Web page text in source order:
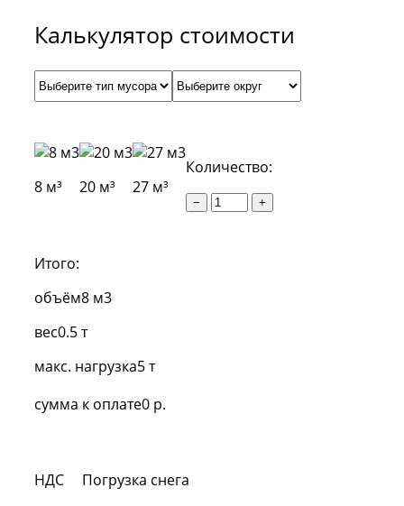
Калькулятор стоимости
8 м³ 20 м³ 27 м³
Количество:
− +
Итого:
объём8 м3
вес0.5 т
макс. нагрузка5 т
сумма к оплате0 р.
НДС Погрузка снега